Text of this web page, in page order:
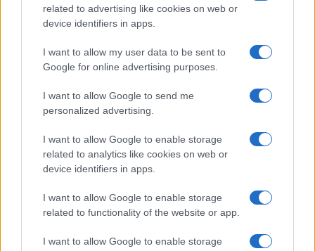
related to advertising like cookies on web or
device identifiers in apps.
I want to allow my user data to be sent to
Google for online advertising purposes.
I want to allow Google to send me
personalized advertising.
I want to allow Google to enable storage
related to analytics like cookies on web or
device identifiers in apps.
I want to allow Google to enable storage
related to functionality of the website or app.
I want to allow Google to enable storage
El turismo en Brasil crece: datos
mercado internacional
27 julio, 2026
Descubre los Escenarios Reales de
La Odisea de Christopher Nolan
27 julio, 2026
Pubblicato in:
Cómo funciona la política
migratoria europea: claves
27 julio, 2026